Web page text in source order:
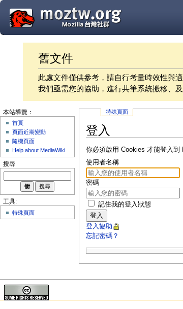
舊文件
此處文件僅供參考，請自行考量時效性與
我們亟需您的協助，進行共筆系統搬移、
特殊頁面
登入
你必須啟用 Cookies 才能登入到
使用者名稱
密碼
記住我的登入狀態
登入
登入協助
忘記密碼？
本站導覽：
首頁
頁面近期變動
隨機頁面
Help about MediaWiki
搜尋
工具:
特殊頁面